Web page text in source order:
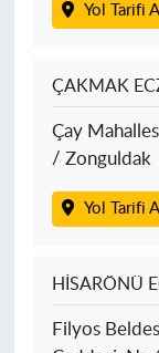
Yol Tarifi Al
ÇAKMAK
Çay
/ Zonguldak
Yol Tarifi Al
HİSARÖNÜ
Filyos